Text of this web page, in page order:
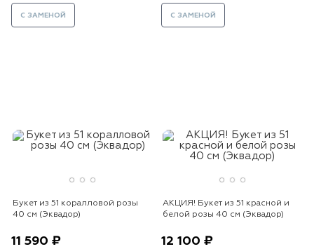
С ЗАМЕНОЙ С ЗАМЕНОЙ
Букет из 51 коралловой розы
40 см (Эквадор)
11 590 ₽
АКЦИЯ! Букет из 51 красной и
белой розы 40 см (Эквадор)
12 100 ₽